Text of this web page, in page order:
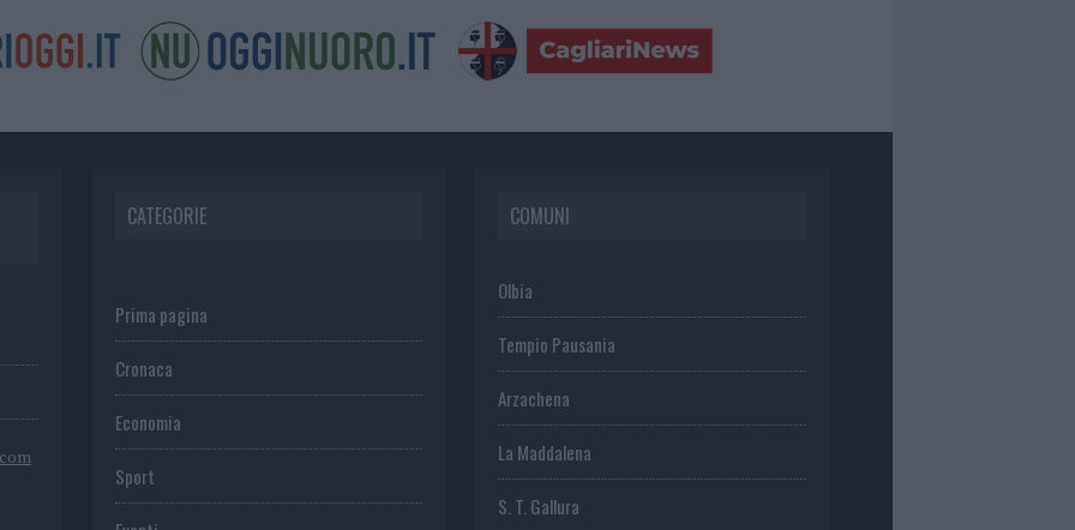
CATEGORIE
Prima pagina
Cronaca
Economia
Sport
COMUNI
Olbia
Tempio Pausania
Arzachena
La Maddalena
S. T. Gallura